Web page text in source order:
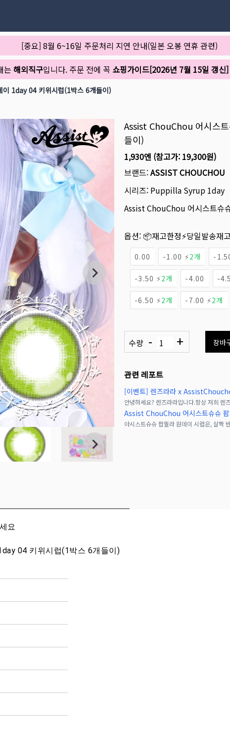
[중요] 8월 6~16일 주문처리 지연 안내(일본 오봉 연휴 관련)
는 해외직구입니다. 주문 전에 꼭 쇼핑가이드[2026년 7월 15일 갱신]
1day 04 키위시럽(1박스 6개들이)
Assist ChouChou 어시스
들이)
1,930엔 (참고가: 19,300원)
브랜드:ASSIST CHOUCHOU
시리즈: Puppilla Syrup 1day
Assist ChouChou 어시스트슈
옵션: 📦재고한정⚡당일발송재
0.00 -1.00 ⚡2개 -
-3.50 ⚡2개 -4.00 -
-6.50 ⚡2개 -7.00 ⚡2개
수량 - + 장바
관련 레포트
[이벤트] 렌즈라라 x
Assist ChouChou 어시스트슈슈 팝
요
04 키위시럽(1박스 6개들이)